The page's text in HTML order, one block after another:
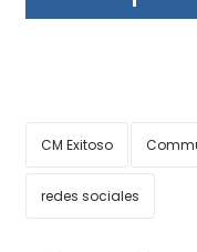
CM Exitoso
redes sociales